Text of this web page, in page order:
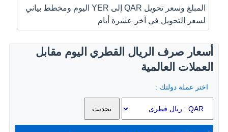
المبلغ وسعر تحويل QAR إلى YER اليوم ومخطط بياني
لسعر التحويل في آخر عشرة أيام
أسعار صرف الريال القطري اليوم مقابل
العملات العالمية
اختر عملة دولتك :